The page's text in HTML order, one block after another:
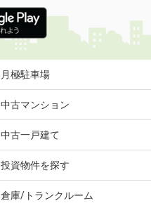
月極駐車場
中古マンション
中古一戸建て
投資物件を探す
倉庫/トランクルーム